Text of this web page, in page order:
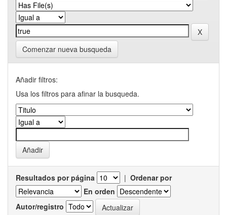
Comenzar nueva busqueda
Añadir filtros:
Usa los filtros para afinar la busqueda.
Resultados por página | Ordenar por
En orden
Autor/registro